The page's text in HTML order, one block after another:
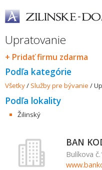
Upratovanie
+ Pridať firmu zdarma
Podľa kategórie
Všetky/Služby pre bývanie /
Podľa lokality
Žilinský
BAN
Bulíkova